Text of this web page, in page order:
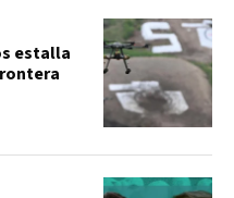
estalla